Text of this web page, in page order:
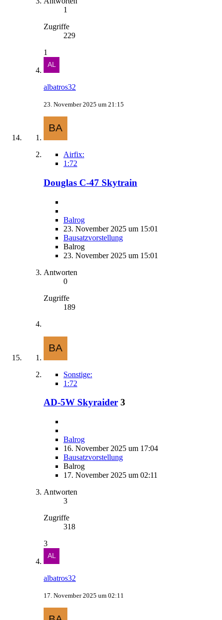
1
Zugriffe
229
1
albatros32
23. November 2025 um 21:15
Airfix:
1:72
Douglas C-47 Skytrain
Balrog
23. November 2025 um 15:01
Bausatzvorstellung
Balrog
23. November 2025 um 15:01
Antworten
0
Zugriffe
189
Sonstige:
1:72
AD-5W Skyraider 3
Balrog
16. November 2025 um 17:04
Bausatzvorstellung
Balrog
17. November 2025 um 02:11
Antworten
3
Zugriffe
318
3
albatros32
17. November 2025 um 02:11